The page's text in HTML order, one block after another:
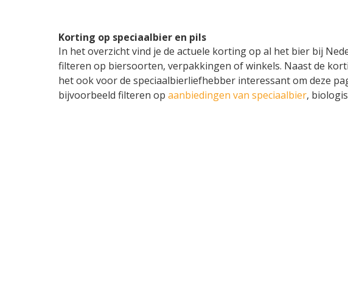
Korting op speciaalbier en pils
In het overzicht vind je de actuele korting op al het bier bij
filteren op biersoorten, verpakkingen of winkels. Naast de
het ook voor de speciaalbierliefhebber interessant om deze
bijvoorbeeld filteren op aanbiedingen van speciaalbier,